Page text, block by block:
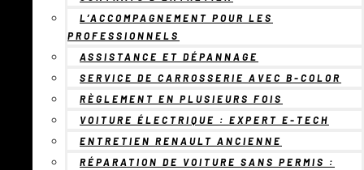
L’ACCOMPAGNEMENT POUR LES
PROFESSIONNELS
ASSISTANCE ET DÉPANNAGE
SERVICE DE CARROSSERIE AVEC B-COLOR
RÈGLEMENT EN PLUSIEURS FOIS
VOITURE ÉLECTRIQUE : EXPERT E-TECH
ENTRETIEN RENAULT ANCIENNE
RÉPARATION DE VOITURE SANS PERMIS :